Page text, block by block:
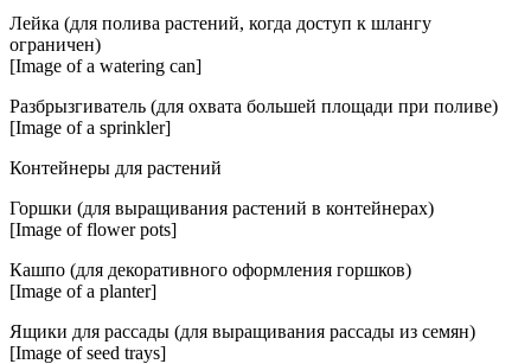
Лейка (для полива растений, когда доступ к шлангу
ограничен)
[Image of a watering can]
Разбрызгиватель (для охвата большей площади при поливе)
[Image of a sprinkler]
Контейнеры для растений
Горшки (для выращивания растений в контейнерах)
[Image of flower pots]
Кашпо (для декоративного оформления горшков)
[Image of a planter]
Ящики для рассады (для выращивания рассады из семян)
[Image of seed trays]